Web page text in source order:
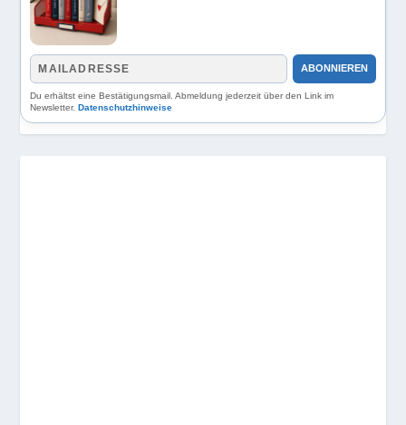
ABONNIEREN
Du erhältst eine Bestätigungsmail. Abmeldung jederzeit über den Link im
Newsletter.Datenschutzhinweise